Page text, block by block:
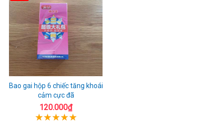
Bao gai hộp 6 chiếc tăng khoái
cảm cực đã
120.000₫